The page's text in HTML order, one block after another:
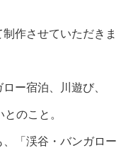
作させていただきま
ー宿泊、川遊び、
のこと。
「渓谷・バンガロー